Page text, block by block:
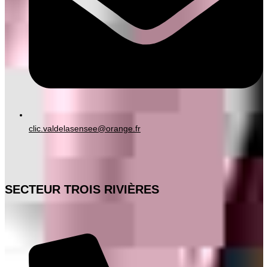
clic.valdelasensee@orange.fr
SECTEUR TROIS RIVIÈRES